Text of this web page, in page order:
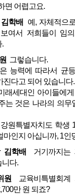
면 어렵고요.
학배 예, 자체적으
여서 저희들이 임의
.
그렇습니다.
능력에 따라서 균
진다고 되어 있습니다.
래세대인 아이들에
는 것은 나라의 의무
원특별자치도 학생
마인지 아십니까, 1인
학배 거기까지는
니다.
원 교육비특별회계
만 원 되죠?